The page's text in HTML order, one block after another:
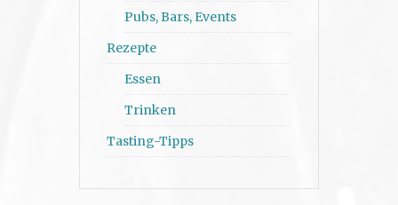
Pubs, Bars, Events
Rezepte
Essen
Trinken
Tasting-Tipps